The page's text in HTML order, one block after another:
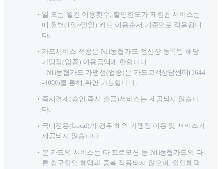
일 또는 월간 이용횟수, 할인한도가 제한된 서비스는
매 월별(1일~말일) 카드 이용순서 기준으로 적용됩니
다.
카드서비스 적용은 NH농협카드 전산상 등록된 해당
가맹점(업종) 이용금액에 한합니다.
- NH농협카드 가맹점(업종)은 카드고객상담센터(1644
-4000)를 통해 확인 가능합니다.
즉시결제(승인 즉시 출금)서비스는 제공되지 않습니
다.
국내전용(Local)의 경우 해외 가맹점 이용 및 서비스가
제공되지 않습니다.
본 카드의 서비스는 타 프로모션 등 NH농협카드의 다
른 청구할인 혜택과 중복 적용되지 않으며, 할인혜택